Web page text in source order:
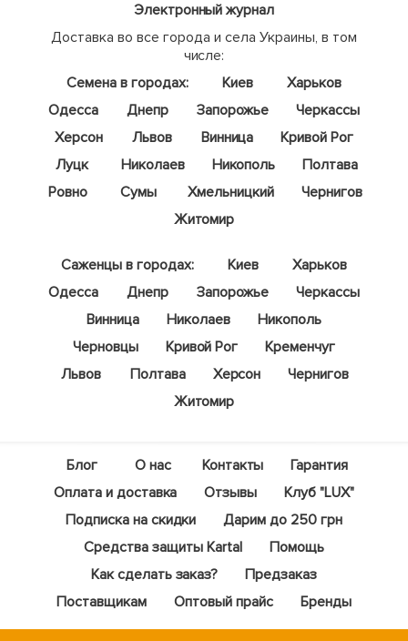
Электронный журнал
Доставка во все города и села Украины, в том
числе:
Семена в городах:
Киев
Харьков
Одесса
Днепр Запорожье
Черкассы
Херсон
Львов Винница
Кривой Рог
Луцк
Николаев Никополь
Полтава
Ровно
Сумы Хмельницкий
Чернигов
Житомир
Саженцы в городах: Киев
Харьков
Одесса
Днепр Запорожье
Черкассы
Винница
Николаев
Никополь
Черновцы
Кривой Рог
Кременчуг
Львов
Полтава Херсон
Чернигов
Житомир
Блог О нас Контакты
Гарантия
Оплата и доставка
Отзывы
Клуб "LUX"
Подписка на скидки
Дарим до 250 грн
Средства защиты Kartal
Помощь
Как сделать заказ?
Предзаказ
Поставщикам
Оптовый прайс Бренды